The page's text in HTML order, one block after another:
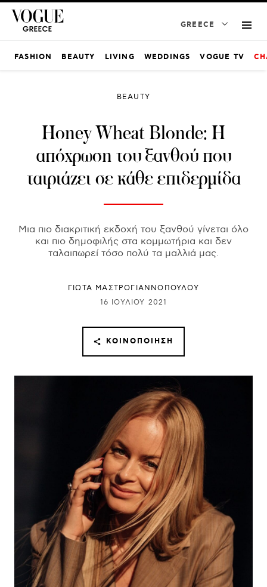
GREECE
FASHION BEAUTY LIVING WEDDINGS VOGUE TV
BEAUTY
Honey Wheat Blonde: Η
απόχρωση του ξανθού που
ταιριάζει σε κάθε επιδερμίδα
Μια πιο διακριτική εκδοχή του ξανθού γίνεται όλο
και πιο δημοφιλής στα κομμωτήρια και δεν
ταλαιπωρεί τόσο πολύ τα μαλλιά μας.
ΓΙΩΤΑ ΜΑΣΤΡΟΓΙΑΝΝΟΠΟΥΛΟΥ
16 ΙΟΥΛΊΟΥ 2021
ΚΟΙΝΟΠΟΊΗΣΗ